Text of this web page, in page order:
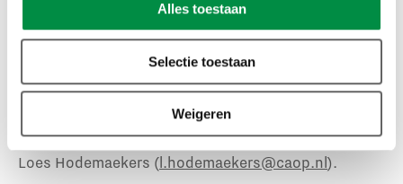
Alles toestaan
Selectie toestaan
Weigeren
beroep op de wetenschap?
Vraag en gratis een exemplaar aan van de STAD
website van het CAOP. Wil je een van 19 auteurs van
het boek interviewen over de STAD en zijn of haar
visie en bijdrage? Vraag dan een interview aan bij
Loes Hodemaekers (l.hodemaekers@caop.nl).